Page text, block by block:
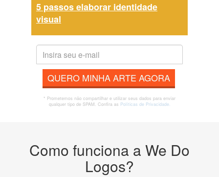
5 passos elaborar identidade
visual
QUERO MINHA ARTE AGORA
* Prometemos não compartilhar e utilizar seus dados para enviar
qualquer tipo de SPAM. Confira as Políticas de Privacidade.
Como funciona a We Do
Logos?